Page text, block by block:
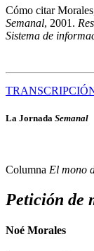
Cómo citar
Semanal, 2001.
Sistema de
La Jornada Semanal
Columna El mono
Petición de
Noé Morales